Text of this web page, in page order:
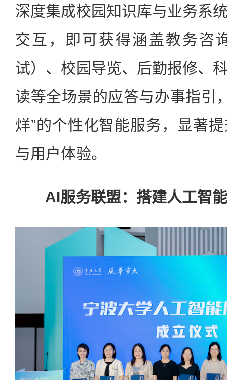
深度集成校园知识库与业务系
交互，即可获得涵盖教务咨
试）、校园导览、后勤报修、
读等全场景的应答与办事指引
烊”的个性化智能服务，显著
与用户体验。
AI服务联盟：搭建人工智能